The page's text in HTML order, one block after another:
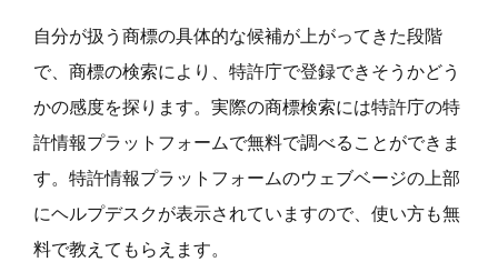
自分が扱う商標の具体的な候補が上がってきた段階
で、商標の検索により、特許庁で登録できそうかどう
かの感度を探ります。実際の商標検索には特許庁の特
許情報プラットフォームで無料で調べることができま
す。特許情報プラットフォームのウェブベージの上部
にヘルプデスクが表示されていますので、使い方も無
料で教えてもらえます。